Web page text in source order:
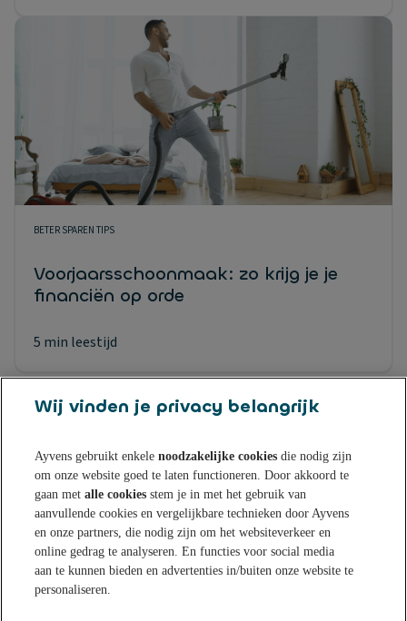
BETER SPAREN TIPS
Voorjaarsschoonmaak: zo krijg je je
financiën op orde
5 min leestijd
Sparen bij Ayvens Bank
Onze Online Spaarrekening
Onze Spaarvormen
Tips & Inspiratie
Wij vinden je privacy belangrijk
Ayvens gebruikt enkelenoodzakelijke cookies die nodig zijn
om onze website goed te laten functioneren. Door akkoord te
gaan metalle cookies stem je in met het gebruik van
aanvullende cookies en vergelijkbare technieken door Ayvens
en onze partners, die nodig zijn om het websiteverkeer en
online gedrag te analyseren. En functies voor social media
aan te kunnen bieden en advertenties in/buiten onze website te
personaliseren.